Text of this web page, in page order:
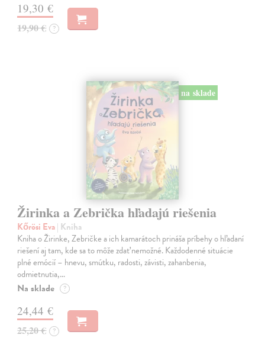
19,30 €
19,90 € ?
na sklade
Žirinka a Zebrička hľadajú riešenia
Kőrösi Eva| Kniha
Kniha o Žirinke, Zebričke a ich kamarátoch prináša príbehy o hľadaní
riešení aj tam, kde sa to môže zdať nemožné. Každodenné situácie
plné emócií – hnevu, smútku, radosti, závisti, zahanbenia,
odmietnutia,…
Na sklade ?
24,44 €
25,20 € ?